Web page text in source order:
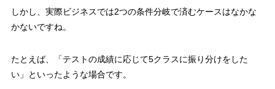
しかし、 実際ビジネスでは2つの条件分岐で済むケースはなかな
かないですね。
たとえば、
「テストの成績に応じて5クラスに振り分けをした
い」
といったような場合です。